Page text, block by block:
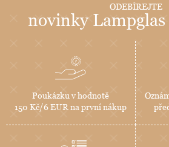
ODEBÍREJTE
novinky Lampglas
Poukázku v hodnotě
150 Kč/6 EUR na první nákup